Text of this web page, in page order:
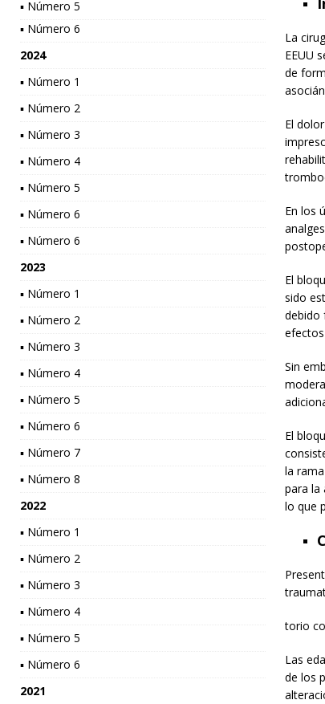
La
EEUU
de
El
En los
El
sido
debido
Sin
El
la
para la
lo que
torio
Las
de los
▪ Número 5
▪ Número 6
2024
▪ Número 1
▪ Número 2
▪ Número 3
▪ Número 4
▪ Número 5
▪ Número 6
▪ Número 6
2023
▪ Número 1
▪ Número 2
▪ Número 3
▪ Número 4
▪ Número 5
▪ Número 6
▪ Número 7
▪ Número 8
2022
▪ Número 1
▪ Número 2
▪ Número 3
▪ Número 4
▪ Número 5
▪ Número 6
2021